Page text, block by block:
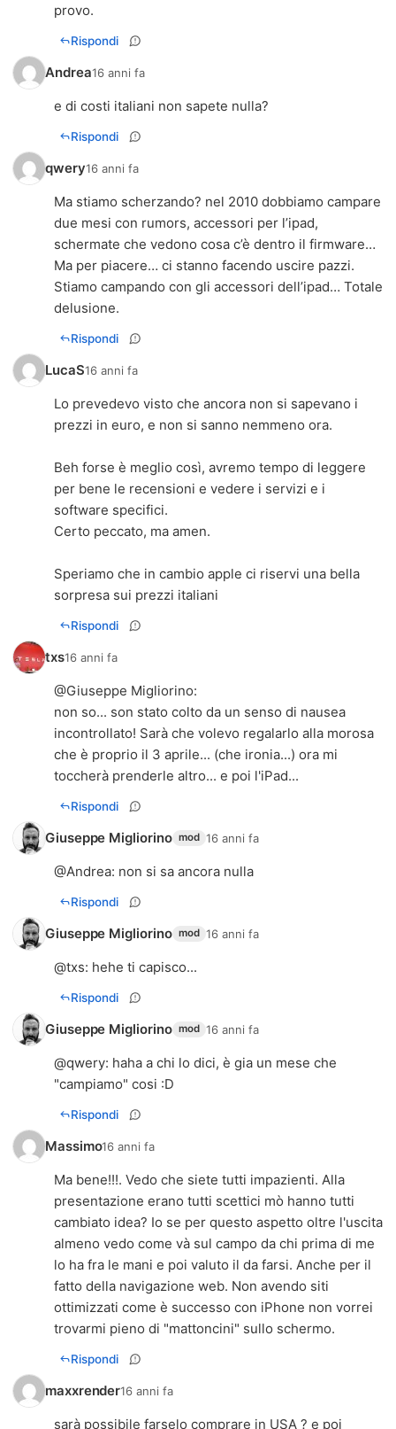
provo.
Rispondi
Andrea16 anni fa
e di costi italiani non sapete nulla?
Rispondi
qwery16 anni fa
Ma stiamo scherzando? nel 2010 dobbiamo campare
due mesi con rumors, accessori per l’ipad,
schermate che vedono cosa c’è dentro il firmware…
Ma per piacere… ci stanno facendo uscire pazzi.
Stiamo campando con gli accessori dell’ipad… Totale
delusione.
Rispondi
LucaS16 anni fa
Lo prevedevo visto che ancora non si sapevano i
prezzi in euro, e non si sanno nemmeno ora.
Beh forse è meglio così, avremo tempo di leggere
per bene le recensioni e vedere i servizi e i
software specifici.
Certo peccato, ma amen.
Speriamo che in cambio apple ci riservi una bella
sorpresa sui prezzi italiani
Rispondi
txs16 anni fa
@Giuseppe Migliorino:
non so... son stato colto da un senso di nausea
incontrollato! Sarà che volevo regalarlo alla morosa
che è proprio il 3 aprile... (che ironia...) ora mi
toccherà prenderle altro... e poi l'iPad...
Rispondi
Giuseppe Migliorino mod 16 anni fa
@Andrea: non si sa ancora nulla
Rispondi
Giuseppe Migliorino mod 16 anni fa
@txs: hehe ti capisco...
Rispondi
Giuseppe Migliorino mod 16 anni fa
@qwery: haha a chi lo dici, è gia un mese che
"campiamo" cosi :D
Rispondi
Massimo16 anni fa
Ma bene!!!. Vedo che siete tutti impazienti. Alla
presentazione erano tutti scettici mò hanno tutti
cambiato idea? Io se per questo aspetto oltre l'uscita
almeno vedo come và sul campo da chi prima di me
lo ha fra le mani e poi valuto il da farsi. Anche per il
fatto della navigazione web. Non avendo siti
ottimizzati come è successo con iPhone non vorrei
trovarmi pieno di "mattoncini" sullo schermo.
Rispondi
maxxrender16 anni fa
sarà possibile farselo comprare in USA ? e poi